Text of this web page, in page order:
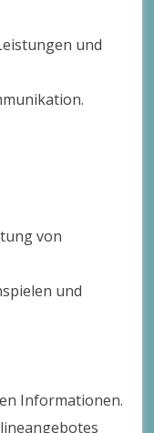
und
von
und
Informationen.